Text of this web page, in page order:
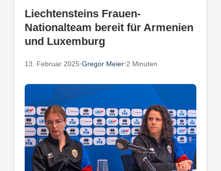
Liechtensteins Frauen-
Nationalteam bereit für Armenien
und Luxemburg
13. Februar 2025•Gregor Meier•2 Minuten